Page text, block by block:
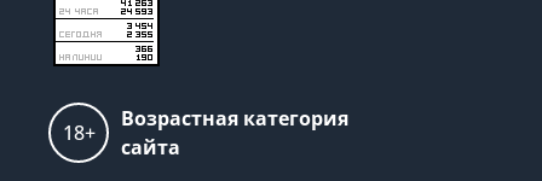
18+
Возрастная категория
сайта